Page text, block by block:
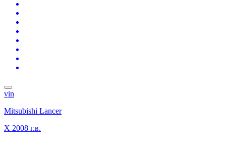
vin
Mitsubishi Lancer
X 2008 г.в.